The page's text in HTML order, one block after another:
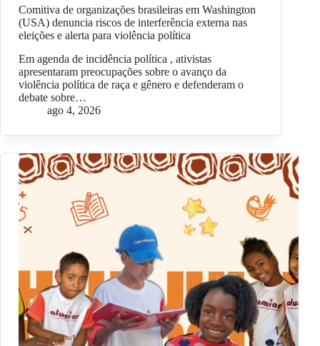
Comitiva de organizações brasileiras em Washington
(USA) denuncia riscos de interferência externa nas
eleições e alerta para violência política
Em agenda de incidência política , ativistas
apresentaram preocupações sobre o avanço da
violência política de raça e gênero e defenderam o
debate sobre…
ago 4, 2026